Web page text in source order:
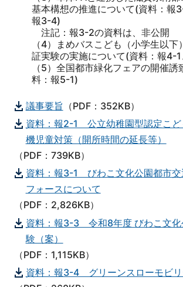
基本構想の推進について(資料：報
報3-4)
注記：報3-2の資料は、非公開
（4）まめバスこども（小学生以下
証実験の実施について(資料：報4-
（5）全国都市緑化フェアの開催誘
料：報5-1)
議事要旨 （PDF：352KB）
資料：報2-1 公立幼稚園型認定こど
機児童対策（開所時間の延長等）
（PDF：739KB）
資料：報3-1 びわこ文化公園都市交
フォースについて
（PDF：2,826KB）
資料：報3-3 令和8年度 びわこ文化
験（案）
（PDF：1,115KB）
資料：報3-4 グリーンスローモビリ